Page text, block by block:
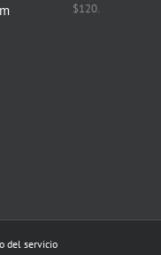
$120.
del servicio